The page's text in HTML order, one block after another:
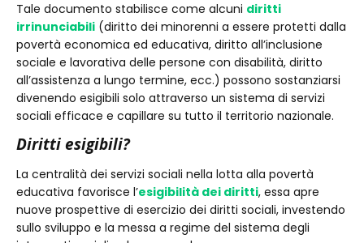
Tale documento stabilisce come alcuni diritti
irrinunciabili (diritto dei minorenni a essere protetti dalla
povertà economica ed educativa, diritto all’inclusione
sociale e lavorativa delle persone con disabilità, diritto
all’assistenza a lungo termine, ecc.) possono sostanziarsi
divenendo esigibili solo attraverso un sistema di servizi
sociali efficace e capillare su tutto il territorio nazionale.
Diritti esigibili?
La centralità dei servizi sociali nella lotta alla povertà
educativa favorisce l’esigibilità dei diritti, essa apre
nuove prospettive di esercizio dei diritti sociali, investendo
sullo sviluppo e la messa a regime del sistema degli